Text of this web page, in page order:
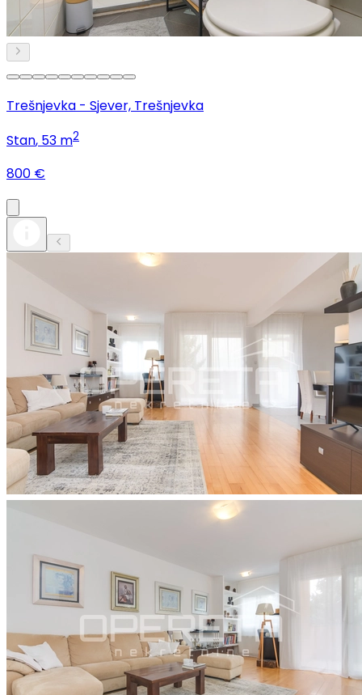
Trešnjevka - Sjever, Trešnjevka
Stan, 53 m2
800 €